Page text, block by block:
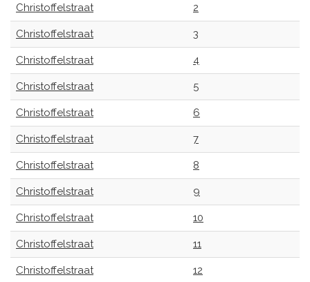
Christoffelstraat 2
Christoffelstraat 3
Christoffelstraat 4
Christoffelstraat 5
Christoffelstraat 6
Christoffelstraat 7
Christoffelstraat 8
Christoffelstraat 9
Christoffelstraat 10
Christoffelstraat 11
Christoffelstraat 12